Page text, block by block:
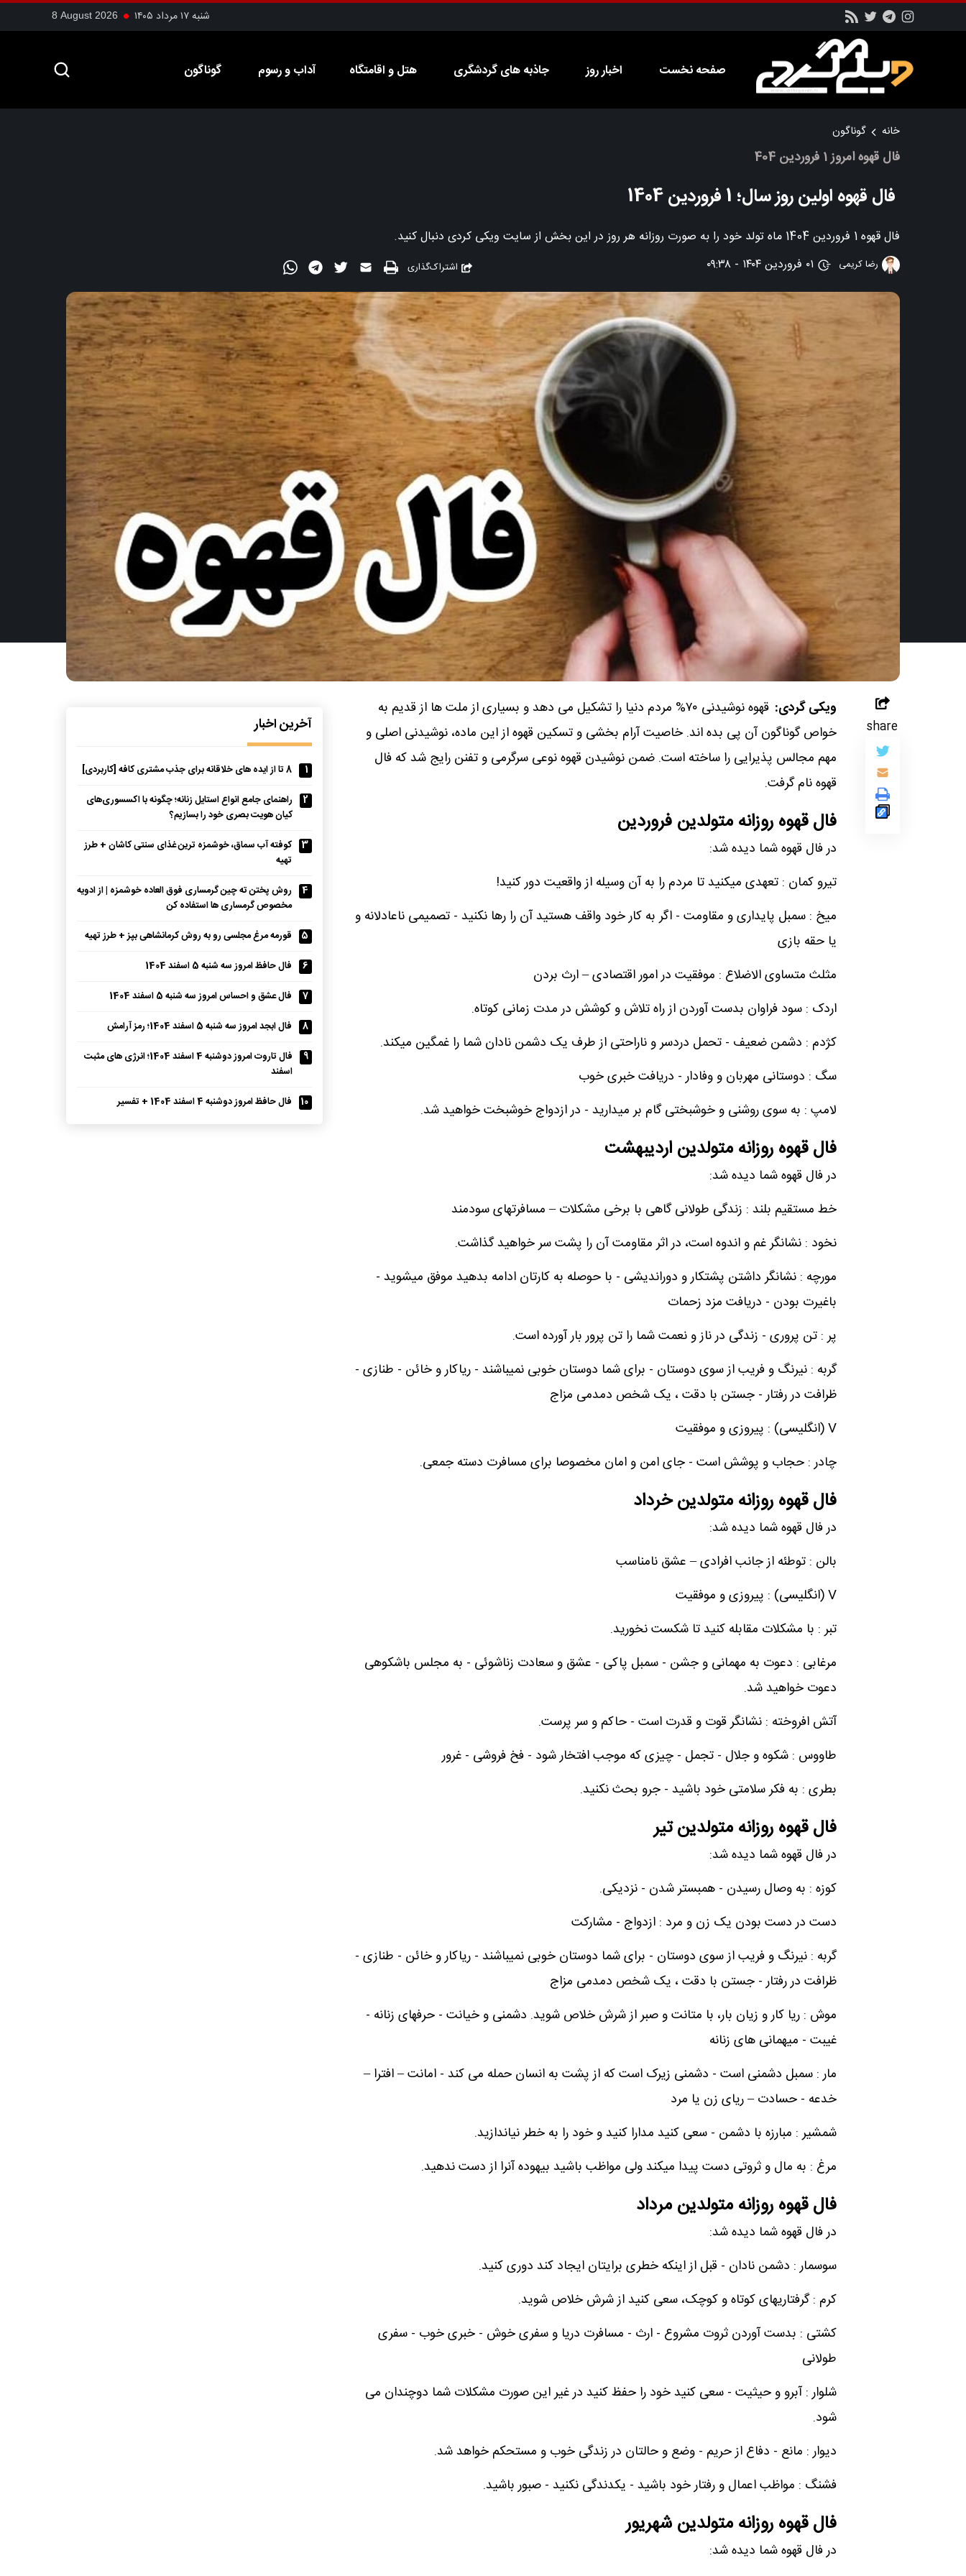
شنبه ۱۷ مرداد ۱۴۰۵ 8 August 2026
صفحه نخست اخبار روز جاذبه های گردشگری هتل و اقامتگاه آداب و رسوم گوناگون
خانه گوناگون
فال قهوه امروز 1 فروردین 404
فال قهوه اولین روز سال؛ 1 فروردین 1404
فال قهوه 1 فروردین 1404 ماه تولد خود را به صورت روزانه هر روز در این بخش از سایت ویکی کردی دنبال کنید.
اشتراک‌گذاری رضا کریمی ۰۱ فروردین ۱۴۰۴ - ۰۹:۳۸
ویکی گردی:
قهوه نوشیدنی ۷۰% مردم دنیا را تشکیل می دهد و بسیاری از ملت ها از قدیم به
خواص گوناگون آن پی بده اند. خاصیت آرام بخشی و تسکین قهوه از این ماده، نوشیدنی اصلی و
مهم مجالس پذیرایی را ساخته است. ضمن نوشیدن قهوه نوعی سرگرمی و تفنن رایج شد که فال
قهوه نام گرفت.
فال قهوه روزانه متولدین فروردین
در فال قهوه شما دیده شد:
تیرو کمان : تعهدی میکنید تا مردم را به آن وسیله از واقعیت دور کنید!
میخ : سمبل پایداری و مقاومت - اگر به کار خود واقف هستید آن را رها نکنید - تصمیمی ناعادلانه و
یا حقه بازی
مثلث متساوی الاضلاع : موفقیت در امور اقتصادی – ارث بردن
اردک : سود فراوان بدست آوردن از راه تلاش و کوشش در مدت زمانی کوتاه.
کژدم : دشمن ضعیف - تحمل دردسر و ناراحتی از طرف یک دشمن نادان شما را غمگین میکند.
سگ : دوستانی مهربان و وفادار - دریافت خبری خوب
لامپ : به سوی روشنی و خوشبختی گام بر میدارید - در ازدواج خوشبخت خواهید شد.
فال قهوه روزانه متولدین اردیبهشت
در فال قهوه شما دیده شد:
خط مستقیم بلند : زندگی طولانی گاهی با برخی مشکلات – مسافرتهای سودمند
نخود : نشانگر غم و اندوه است، در اثر مقاومت آن را پشت سر خواهید گذاشت.
مورچه : نشانگر داشتن پشتکار و دوراندیشی - با حوصله به کارتان ادامه بدهید موفق میشوید -
باغیرت بودن - دریافت مزد زحمات
پر : تن پروری - زندگی در ناز و نعمت شما را تن پرور بار آورده است.
گربه : نیرنگ و فریب از سوی دوستان - برای شما دوستان خوبی نمیباشند - ریاکار و خائن - طنازی -
ظرافت در رفتار - جستن با دقت ، یک شخص دمدمی مزاج
V (انگلیسی) : پیروزی و موفقیت
چادر : حجاب و پوشش است - جای امن و امان مخصوصا برای مسافرت دسته جمعی.
فال قهوه روزانه متولدین خرداد
در فال قهوه شما دیده شد:
بالن : توطئه از جانب افرادی – عشق نامناسب
V (انگلیسی) : پیروزی و موفقیت
تبر : با مشکلات مقابله کنید تا شکست نخورید.
مرغابی : دعوت به مهمانی و جشن - سمبل پاکی - عشق و سعادت زناشوئی - به مجلس باشکوهی
دعوت خواهید شد.
آتش افروخته : نشانگر قوت و قدرت است - حاکم و سر پرست.
طاووس : شکوه و جلال - تجمل - چیزی که موجب افتخار شود - فخ فروشی - غرور
بطری : به فکر سلامتی خود باشید - جرو بحث نکنید.
فال قهوه روزانه متولدین تیر
در فال قهوه شما دیده شد:
کوزه : به وصال رسیدن - همبستر شدن - نزدیکی.
دست در دست بودن یک زن و مرد : ازدواج - مشارکت
گربه : نیرنگ و فریب از سوی دوستان - برای شما دوستان خوبی نمیباشند - ریاکار و خائن - طنازی -
ظرافت در رفتار - جستن با دقت ، یک شخص دمدمی مزاج
موش : ریا کار و زیان بار، با متانت و صبر از شرش خلاص شوید. دشمنی و خیانت - حرفهای زنانه -
غیبت - میهمانی های زنانه
مار : سمبل دشمنی است - دشمنی زیرک است که از پشت به انسان حمله می کند - امانت – افترا –
خدعه - حسادت – ریای زن یا مرد
شمشیر : مبارزه با دشمن - سعی کنید مدارا کنید و خود را به خطر نیاندازید.
مرغ : به مال و ثروتی دست پیدا میکند ولی مواظب باشید بیهوده آنرا از دست ندهید.
فال قهوه روزانه متولدین مرداد
در فال قهوه شما دیده شد:
سوسمار : دشمن نادان - قبل از اینکه خطری برایتان ایجاد کند دوری کنید.
کرم : گرفتاریهای کوتاه و کوچک، سعی کنید از شرش خلاص شوید.
کشتی : بدست آوردن ثروت مشروع - ارث - مسافرت دریا و سفری خوش - خبری خوب - سفری
طولانی
شلوار : آبرو و حیثیت - سعی کنید خود را حفظ کنید در غیر این صورت مشکلات شما دوچندان می
شود.
دیوار : مانع - دفاع از حریم - وضع و حالتان در زندگی خوب و مستحکم خواهد شد.
فشنگ : مواظب اعمال و رفتار خود باشید - یکدندگی نکنید - صبور باشید.
فال قهوه روزانه متولدین شهریور
در فال قهوه شما دیده شد:
آخرین اخبار
1
8 تا از ایده های خلاقانه برای جذب مشتری کافه [کاربردی]
2
راهنمای جامع انواع استایل زنانه؛ چگونه با اکسسوری‌های
کیان هویت بصری خود را بسازیم؟
3
کوفته آب سماق، خوشمزه ترین غذای سنتی کاشان + طرز
تهیه
4
روش پختن ته چین گرمساری فوق العاده خوشمزه | از ادویه
مخصوص گرمساری ها استفاده کن
5
قورمه مرغ مجلسی رو به روش کرمانشاهی بپز + طرز تهیه
6
فال حافظ امروز سه شنبه 5 اسفند 1404
7
فال عشق و احساس امروز سه شنبه 5 اسفند 1404
8
فال ابجد امروز سه شنبه 5 اسفند 1404؛ رمز آرامش
9
فال تاروت امروز دوشنبه 4 اسفند 1404؛ انرژی های مثبت
اسفند
10
فال حافظ امروز دوشنبه 4 اسفند 1404 + تفسیر
share